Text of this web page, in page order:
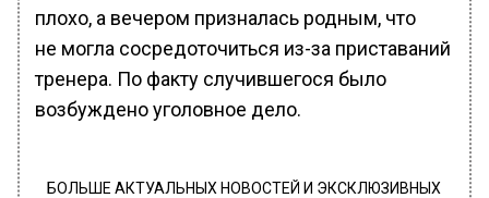
плохо, а вечером призналась родным, что
не могла сосредоточиться из-за приставаний
тренера. По факту случившегося было
возбуждено уголовное дело.
БОЛЬШЕ АКТУАЛЬНЫХ НОВОСТЕЙ И ЭКСКЛЮЗИВНЫХ